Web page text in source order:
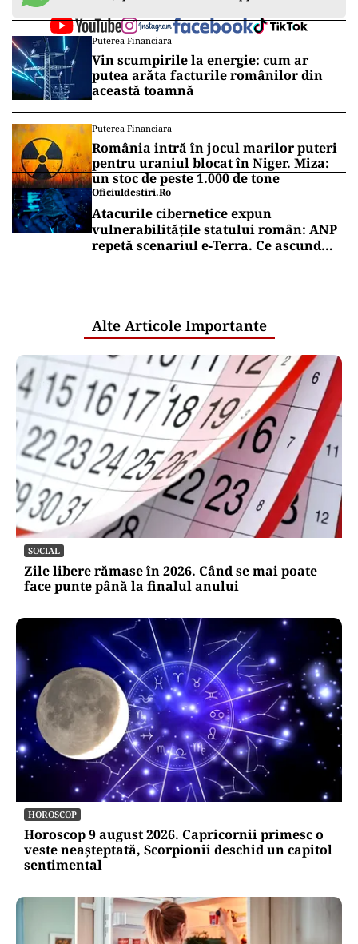
Puterea Financiara
Vin scumpirile la energie: cum ar
putea arăta facturile românilor din
această toamnă
Puterea Financiara
România intră în jocul marilor puteri
pentru uraniul blocat în Niger. Miza:
un stoc de peste 1.000 de tone
Oficiuldestiri.ro
Atacurile cibernetice expun
vulnerabilitățile statului român: ANP
repetă scenariul e‑Terra. Ce ascund
Alte Articole Importante
SOCIAL
Zile libere rămase în 2026. Când se mai poate
face punte până la finalul anului
HOROSCOP
Horoscop 9 august 2026. Capricornii primesc o
veste neașteptată, Scorpionii deschid un capitol
sentimental